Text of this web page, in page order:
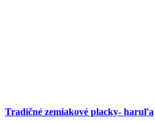
Tradičné zemiakové placky- haruľa